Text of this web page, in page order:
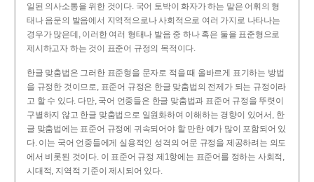
일된 의사소통을 위한 것이다. 국어 토박이 화자가 하는 말은 어휘의 형
태나 음운의 발음에서 지역적으로나 사회적으로 여러 가지로 나타나는
경우가 많은데, 이러한 여러 형태나 발음 중 하나 혹은 둘을 표준형으로
제시하고자 하는 것이 표준어 규정의 목적이다.
한글 맞춤법은 그러한 표준형을 문자로 적을 때 올바르게 표기하는 방법
을 규정한 것이므로, 표준어 규정은 한글 맞춤법의 전제가 되는 규정이라
고 할 수 있다. 다만, 국어 언중들은 한글 맞춤법과 표준어 규정을 뚜렷이
구별하지 않고 한글 맞춤법으로 일원화하여 이해하는 경향이 있어서, 한
글 맞춤법에는 표준어 규정에 귀속되어야 할 만한 예가 많이 포함되어 있
다. 이는 국어 언중들에게 실용적인 성격의 어문 규정을 제공하려는 의도
에서 비롯된 것이다. 이 표준어 규정 제1항에는 표준어를 정하는 사회적,
시대적, 지역적 기준이 제시되어 있다.